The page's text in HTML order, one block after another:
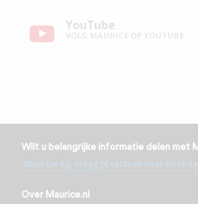
YouTube
Wilt u belangrijke informatie delen met
Stuur uw tip, vraag of verzoek naar de
Over Maurice.nl